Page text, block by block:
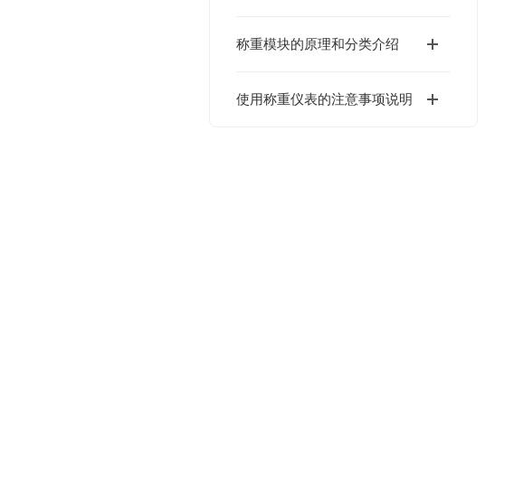
称重模块的原理和分类介绍
使用称重仪表的注意事项说明